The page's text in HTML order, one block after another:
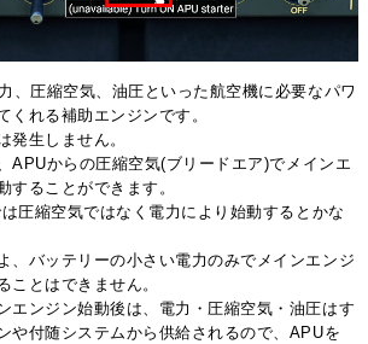
、圧縮空気、油圧といった航空機に必要なパワ
くれる補助エンジンです。
発生しません。
APUからの圧縮空気(ブリードエア)でメインエ
することができます。
圧縮空気ではなく電力により始動するとかな
、バッテリーの小さい電力のみでメインエンジ
ことはできません。
エンジン始動後は、電力・圧縮空気・油圧はす
や付随システムから供給されるので、APUを